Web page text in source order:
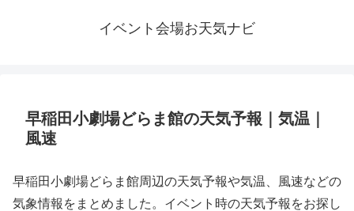
イベント会場お天気ナビ
早稲田小劇場どらま館の天気予報｜気温｜
風速
早稲田小劇場どらま館周辺の天気予報や気温、風速などの
気象情報をまとめました。イベント時の天気予報をお探し